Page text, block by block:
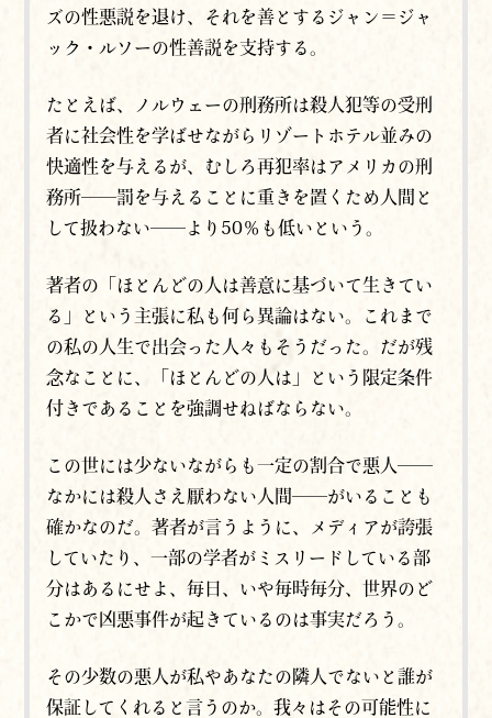
ズの性悪説を退け、それを善とするジャン＝ジャ
ック・ルソーの性善説を支持する。
たとえば、ノルウェーの刑務所は殺人犯等の受刑
者に社会性を学ばせながらリゾートホテル並みの
快適性を与えるが、むしろ再犯率はアメリカの刑
務所──罰を与えることに重きを置くため人間と
して扱わない──より50％も低いという。
著者の「ほとんどの人は善意に基づいて生きてい
る」という主張に私も何ら異論はない。これまで
の私の人生で出会った人々もそうだった。だが残
念なことに、「ほとんどの人は」という限定条件
付きであることを強調せねばならない。
この世には少ないながらも一定の割合で悪人──
なかには殺人さえ厭わない人間──がいることも
確かなのだ。著者が言うように、メディアが誇張
していたり、一部の学者がミスリードしている部
分はあるにせよ、毎日、いや毎時毎分、世界のど
こかで凶悪事件が起きているのは事実だろう。
その少数の悪人が私やあなたの隣人でないと誰が
保証してくれると言うのか。我々はその可能性に